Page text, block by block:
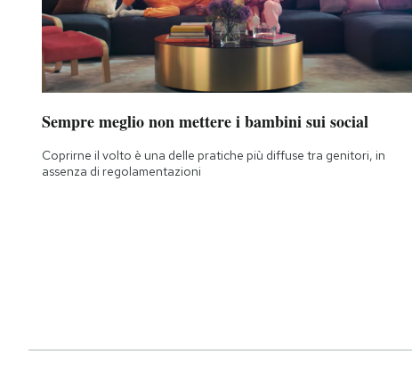
Sempre meglio non mettere i bambini sui social
Coprirne il volto è una delle pratiche più diffuse tra genitori, in
assenza di regolamentazioni